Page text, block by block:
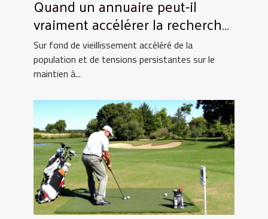
Quand un annuaire peut-il
vraiment accélérer la recherche
de monte-escaliers performants
?
Sur fond de vieillissement accéléré de la
population et de tensions persistantes sur le
maintien à...